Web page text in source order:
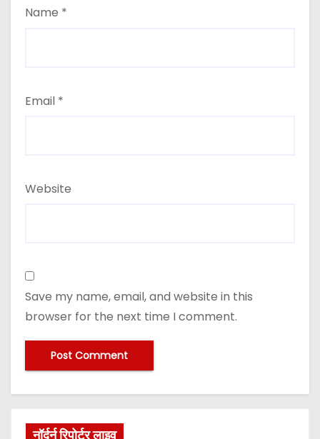
Name *
Email *
Website
Save my name, email, and website in this
browser for the next time I comment.
नॉर्दर्न रिपोर्टर लाइव